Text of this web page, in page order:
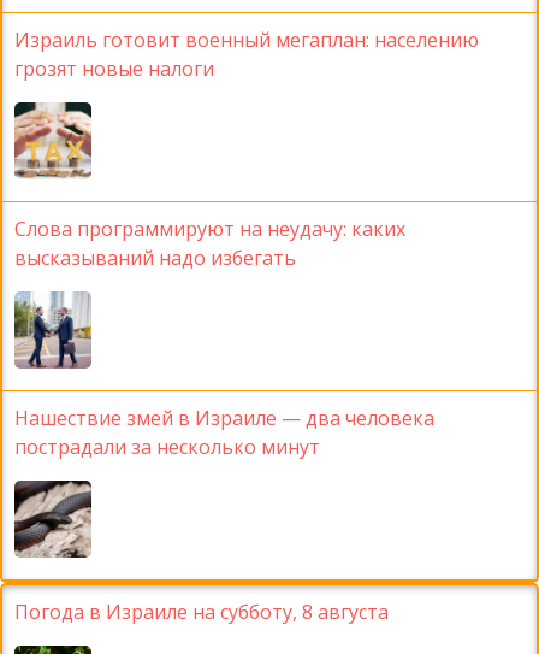
Израиль готовит военный мегаплан: населению
грозят новые налоги
Слова программируют на неудачу: каких
высказываний надо избегать
Нашествие змей в Израиле — два человека
пострадали за несколько минут
Погода в Израиле на субботу, 8 августа